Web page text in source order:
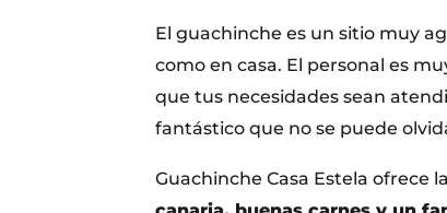
El guachinche es un sitio muy
como en casa. El personal es
que tus necesidades sean
fantástico que no se puede
Guachinche Casa Estela ofrece